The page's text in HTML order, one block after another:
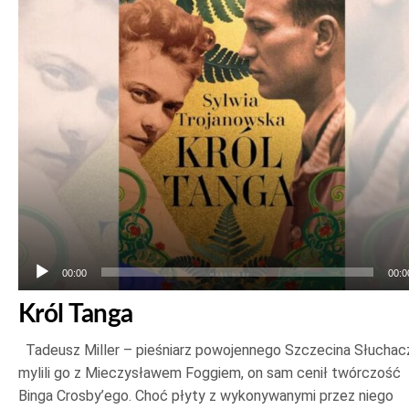
00:00
Król Tanga
Tadeusz Miller – pieśniarz powojennego Szczecina
mylili go z Mieczysławem Foggiem, on sam cenił twórczość
Binga Crosby’ego. Choć płyty z wykonywanymi przez niego